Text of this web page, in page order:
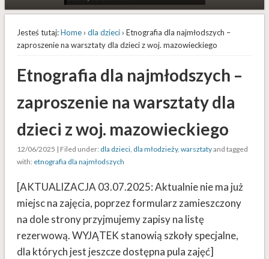
Jesteś tutaj:Home› dla dzieci› Etnografia dla najmłodszych –
zaproszenie na warsztaty dla dzieci z woj. mazowieckiego
Etnografia dla najmłodszych –
zaproszenie na warsztaty dla
dzieci z woj. mazowieckiego
12/06/2025 | Filed under: dla dzieci, dla młodzieży, warsztatyand tagged
with: etnografia dla najmłodszych
[AKTUALIZACJA 03.07.2025: Aktualnie nie ma już
miejsc na zajęcia, poprzez formularz zamieszczony
na dole strony przyjmujemy zapisy na listę
rezerwową. WYJĄTEK stanowią szkoły specjalne,
dla których jest jeszcze dostępna pula zajęć]